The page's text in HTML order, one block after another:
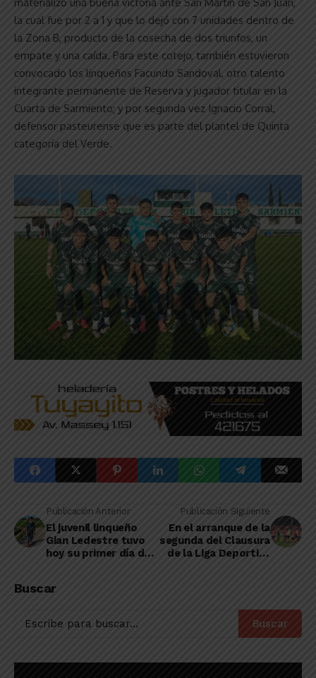
materializó una buena victoria ante San Martín de San Juan,
la cual fue por 2 a 1 y que lo dejó con 7 unidades dentro de
la Zona B, producto de la cosecha de dos triunfos, un
empate y una caída. Para este cotejo, también estuvieron
convocado los linqueños Facundo Sandoval, otro talento
integrante permanente de Reserva y jugador titular en la
Cuarta de Sarmiento; y por segunda vez Ignacio Corral,
defensor pasteurense que es parte del plantel de Quinta
categoría del Verde.
Publicación Anterior
El juvenil linqueño
Gian Ledestre tuvo
hoy su primer día de
Sub-15
Publicación Siguiente
En el arranque de la
segunda del Clausura
de la Liga Deportiva
Buscar
Buscar